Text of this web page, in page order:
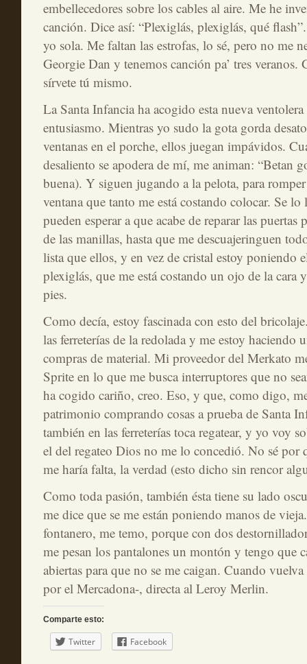
embellecedores sobre los cables al aire. Me he
canción. Dice así: “Plexiglás, plexiglás, qué
yo sola. Me faltan las estrofas, lo sé, pero no me
Georgie Dan y tenemos canción pa’ tres veranos.
sírvete tú mismo.
La Santa Infancia ha acogido esta nueva
entusiasmo. Mientras yo sudo la gota gorda
ventanas en el porche, ellos juegan impávidos.
desaliento se apodera de mí, me animan: “Betan
buena). Y siguen jugando a la pelota, para
ventana que tanto me está costando colocar. Se
pueden esperar a que acabe de reparar las puertas
de las manillas, hasta que me descuajeringuen
lista que ellos, y en vez de cristal estoy poniendo
plexiglás, que me está costando un ojo de la cara
pies.
Como decía, estoy fascinada con esto del
las ferreterías de la redolada y me estoy haciendo
compras de material. Mi proveedor del Merkato
Sprite en lo que me busca interruptores que no
ha cogido cariño, creo. Eso, y que, como digo,
patrimonio comprando cosas a prueba de Santa
también en las ferreterías toca regatear, y yo voy
el del regateo Dios no me lo concedió. No sé por
me haría falta, la verdad (esto dicho sin rencor
Como toda pasión, también ésta tiene su lado
me dice que se me están poniendo manos de
fontanero, me temo, porque con dos
me pesan los pantalones un montón y tengo que
abiertas para que no se me caigan. Cuando
por el Mercadona-, directa al Leroy Merlin.
Comparte esto:
Twitter Facebook